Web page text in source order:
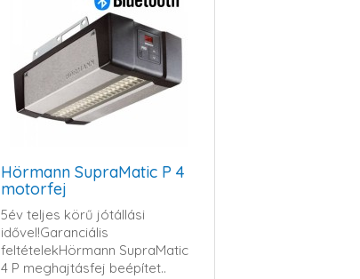
Hörmann SupraMatic P 4
motorfej
5év teljes körű jótállási
idővel!Garanciális
feltételekHörmann SupraMatic
4 P meghajtásfej beépítet..